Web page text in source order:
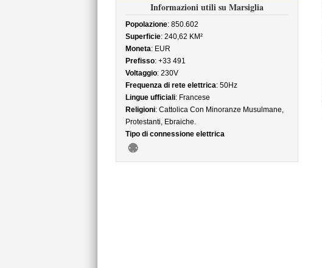
Informazioni utili su Marsiglia
Popolazione: 850.602
Superficie: 240,62 KM²
Moneta: EUR
Prefisso: +33 491
Voltaggio: 230V
Frequenza di rete elettrica: 50Hz
Lingue ufficiali: Francese
Religioni: Cattolica Con Minoranze Musulmane,
Protestanti, Ebraiche.
Tipo di connessione elettrica